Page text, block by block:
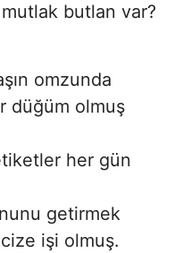
butlan var?
omzunda
düğüm olmuş
her gün
getirmek
işi olmuş.